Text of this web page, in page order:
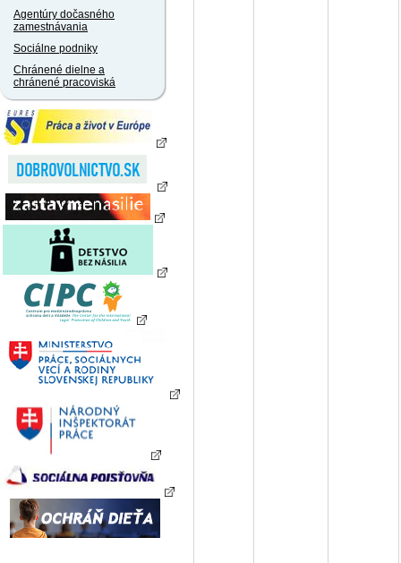
Agentúry dočasného
zamestnávania
Sociálne podniky
Chránené dielne a
chránené pracoviská